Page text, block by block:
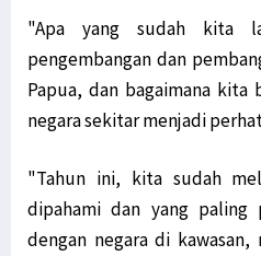
"Apa yang sudah kita
pengembangan dan
Papua, dan bagaimana kita
negara sekitar menjadi
"Tahun ini, kita sudah
dipahami dan yang paling
dengan negara di kawasan,